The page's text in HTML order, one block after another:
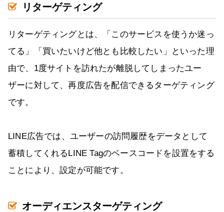
リターゲティング
リターゲティングとは、「このサービスを使うか迷っ
てる」「買いたいけど他とも比較したい」といった理
由で、1度サイトを訪れたが離脱してしまったユー
ザーに対して、再度広告を配信できるターゲティング
です。
LINE広告では、ユーザーの訪問履歴をデータとして
蓄積してくれるLINE Tagのベースコードを設置をする
ことにより、設定が可能です。
オーディエンスターゲティング